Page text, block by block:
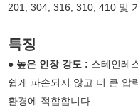
201, 304, 316, 310, 410 및
특징
● 높은 인장 강도 : 스테인레
쉽게 파손되지 않고 더 큰 압
환경에 적합합니다.